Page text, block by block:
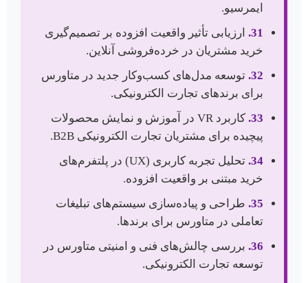
ایمرسیو.
31.
ارزیابی تأثیر واقعیت افزوده بر تصمیم‌گیری
خرید مشتریان در خرده‌فروشی آنلاین.
32. توسعه مدل‌های کسب‌وکار جدید در متاورس
برای برندهای تجارت الکترونیکی.
33.
کاربرد VR در آموزش و نمایش محصولات
پیچیده برای مشتریان تجارت الکترونیکی B2B.
34.
تحلیل تجربه کاربری (UX) در پلتفرم‌های
خرید مبتنی بر واقعیت افزوده.
35. طراحی و پیاده‌سازی سیستم‌های تبلیغات
تعاملی در متاورس برای برندها.
36. بررسی چالش‌های فنی و امنیتی متاورس در
توسعه تجارت الکترونیکی.